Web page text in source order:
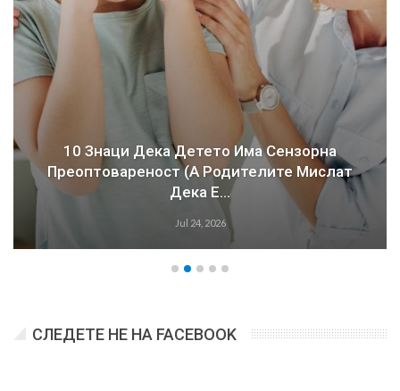
10 Знаци Дека Детето Има Сензорна
Преоптовареност (а Родителите Мислат
Дека Е…
Jul 24, 2026
СЛЕДЕТЕ НЕ НА FACEBOOK